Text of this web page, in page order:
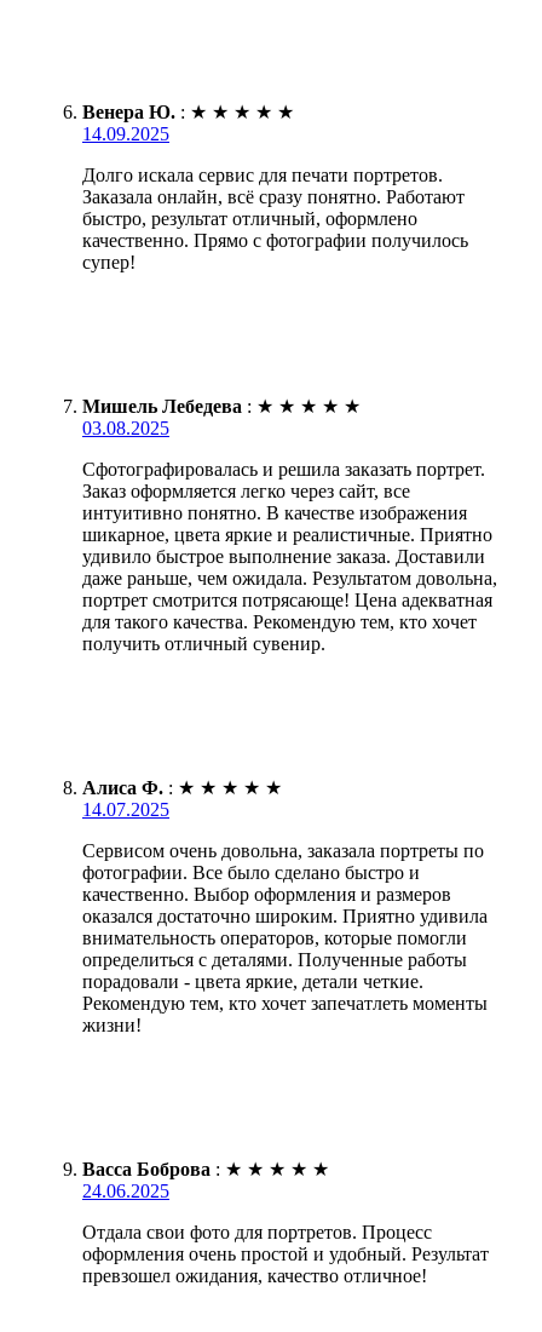
Венера Ю. : ★ ★ ★ ★ ★
14.09.2025
Долго искала сервис для печати портретов.
Заказала онлайн, всё сразу понятно. Работают
быстро, результат отличный, оформлено
качественно. Прямо с фотографии получилось
супер!
Мишель Лебедева : ★ ★ ★ ★ ★
03.08.2025
Сфотографировалась и решила заказать портрет.
Заказ оформляется легко через сайт, все
интуитивно понятно. В качестве изображения
шикарное, цвета яркие и реалистичные. Приятно
удивило быстрое выполнение заказа. Доставили
даже раньше, чем ожидала. Результатом довольна,
портрет смотрится потрясающе! Цена адекватная
для такого качества. Рекомендую тем, кто хочет
получить отличный сувенир.
Алиса Ф. : ★ ★ ★ ★ ★
14.07.2025
Сервисом очень довольна, заказала портреты по
фотографии. Все было сделано быстро и
качественно. Выбор оформления и размеров
оказался достаточно широким. Приятно удивила
внимательность операторов, которые помогли
определиться с деталями. Полученные работы
порадовали - цвета яркие, детали четкие.
Рекомендую тем, кто хочет запечатлеть моменты
жизни!
Васса Боброва : ★ ★ ★ ★ ★
24.06.2025
Отдала свои фото для портретов. Процесс
оформления очень простой и удобный. Результат
превзошел ожидания, качество отличное!